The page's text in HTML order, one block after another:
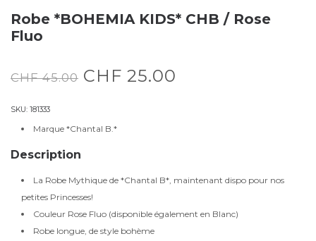
Robe *BOHEMIA KIDS* CHB / Rose
Fluo
CHF45.00 CHF 25.00
SKU: 181333
Marque *Chantal B.*
Description
La Robe Mythique de *Chantal B*, maintenant dispo pour nos
petites Princesses!
Couleur Rose Fluo (disponible également en Blanc)
Robe longue, de style bohème